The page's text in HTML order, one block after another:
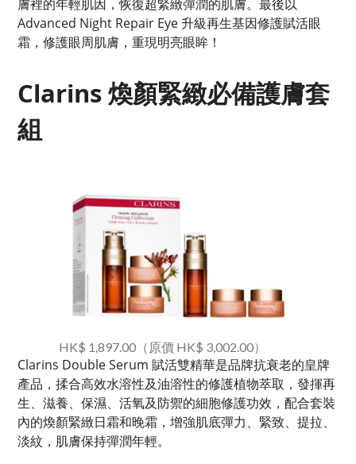
膚裡的年輕肌因，恢復超緊緻彈潤的肌膚。最後以
Advanced Night Repair Eye 升級再生基因修護賦活眼
霜，修護眼周肌膚，重現明亮眼眸！
Clarins 煥顏緊緻必備護膚套
組
HK$ 1,897.00（原價 HK$ 3,002.00）
Clarins Double Serum 賦活雙精華是品牌抗衰老的皇牌
產品，揉合高效水溶性及油溶性的修護植物萃取，發揮再
生、滋養、保濕、活氧及防禦的細胞修護功效，配合套裝
內的煥顏緊緻日霜和晚霜，增強肌底彈力、緊致、提拉、
淡紋，肌膚保持彈潤年輕。